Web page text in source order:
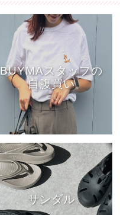
BUYMAスタッフの
自腹買い
サンダル